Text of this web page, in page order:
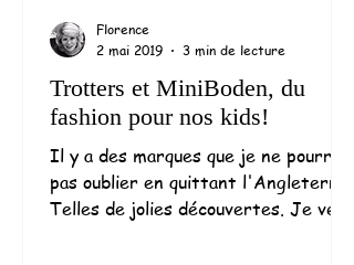
Trotters et MiniBoden, du
fashion pour nos kids!
Il y a des marques que je ne pourrais
pas oublier en quittant l'Angleterre !
Telles de jolies découvertes. Je veux
Florence
2 mai 2019
3 min de lecture